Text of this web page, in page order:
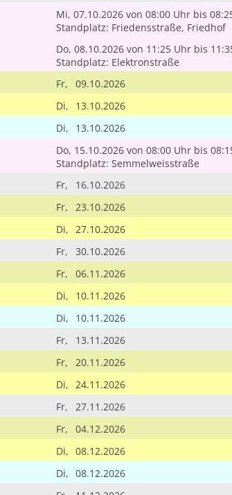
Mi, 07.10.2026 von 08:00 Uhr bis
Standplatz: Friedensstraße, Friedhof
Do, 08.10.2026 von 11:25 Uhr bis
Standplatz: Elektronstraße
Fr,
09.10.2026
Di,
13.10.2026
Di,
13.10.2026
Do, 15.10.2026 von 08:00 Uhr bis
Standplatz: Semmelweisstraße
Fr,
16.10.2026
Fr,
23.10.2026
Di, 27.10.2026
Fr,
30.10.2026
Fr,
06.11.2026
Di,
10.11.2026
Di,
10.11.2026
Fr,
13.11.2026
Fr,
20.11.2026
Di, 24.11.2026
Fr,
27.11.2026
Fr,
04.12.2026
Di, 08.12.2026
Di, 08.12.2026